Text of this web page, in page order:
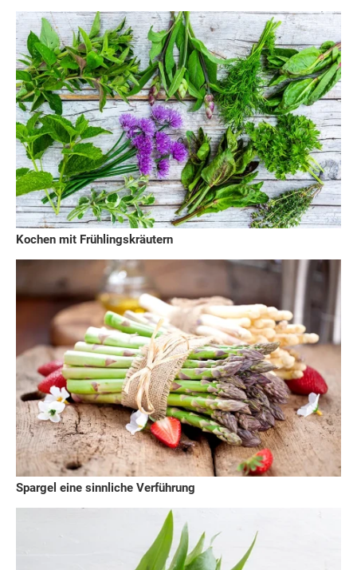
Kochen mit Frühlingskräutern
Spargel eine sinnliche Verführung